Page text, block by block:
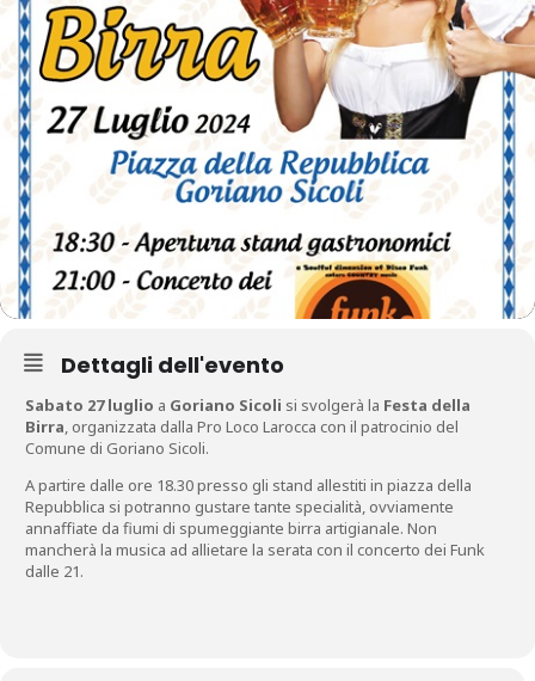
Dettagli dell'evento
Sabato 27 luglio a Goriano Sicoli si svolgerà la Festa della
Birra, organizzata dalla Pro Loco Larocca con il patrocinio del
Comune di Goriano Sicoli.
A partire dalle ore 18.30 presso gli stand allestiti in piazza della
Repubblica si potranno gustare tante specialità, ovviamente
annaffiate da fiumi di spumeggiante birra artigianale. Non
mancherà la musica ad allietare la serata con il concerto dei Funk
dalle 21.